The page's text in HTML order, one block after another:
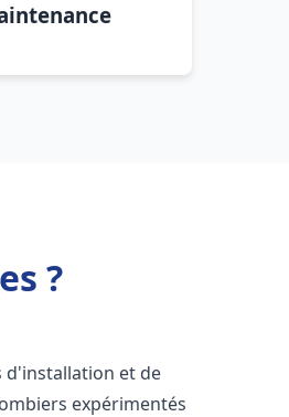
?
d'installation et de
expérimentés